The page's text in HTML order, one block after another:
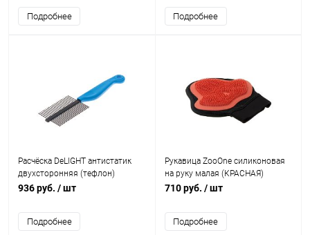
смещённые кольца
Подробнее Подробнее
Расчёска DeLIGHT антистатик
двухсторонняя (тефлон)
936 руб. / шт
Подробнее
Рукавица ZooOne силиконовая
на руку малая (КРАСНАЯ)
710 руб. / шт
Подробнее